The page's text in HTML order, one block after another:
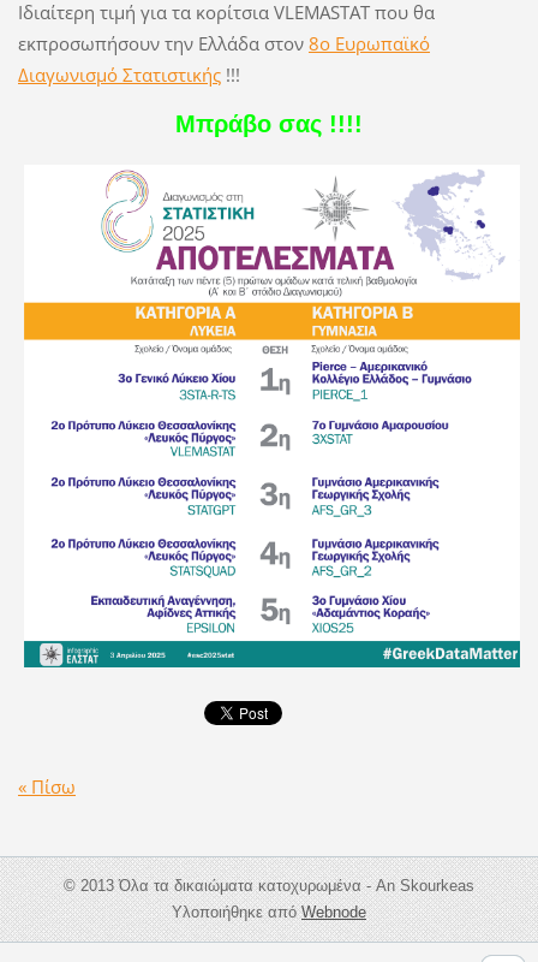
Ιδιαίτερη τιμή για τα κορίτσια VLEMASTAT που θα
εκπροσωπήσουν την Ελλάδα στον 8ο Ευρωπαϊκό
Διαγωνισμό Στατιστικής!!!
Μπράβο σας !!!!
« Πίσω
© 2013 Όλα τα δικαιώματα κατοχυρωμένα - An Skourkeas
Υλοποιήθηκε απόWebnode